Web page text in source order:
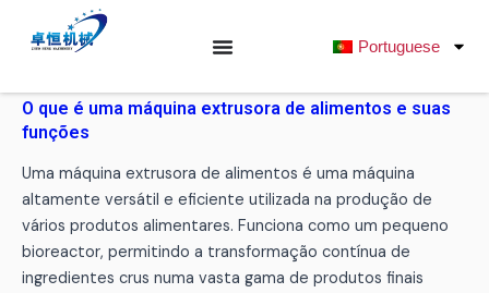
conteúdo
Portuguese
O que é uma máquina extrusora de alimentos e suas
funções
Uma máquina extrusora de alimentos é uma máquina
altamente versátil e eficiente utilizada na produção de
vários produtos alimentares. Funciona como um pequeno
bioreactor, permitindo a transformação contínua de
ingredientes crus numa vasta gama de produtos finais